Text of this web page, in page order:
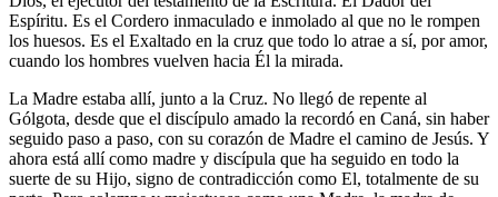
Espíritu. Es el Cordero inmaculado e inmolado al que no le rompen
los huesos. Es el Exaltado en la cruz que todo lo atrae a sí, por amor,
cuando los hombres vuelven hacia Él la mirada.
La Madre estaba allí, junto a la Cruz. No llegó de repente al
Gólgota, desde que el discípulo amado la recordó en Caná, sin haber
seguido paso a paso, con su corazón de Madre el camino de Jesús. Y
ahora está allí como madre y discípula que ha seguido en todo la
suerte de su Hijo, signo de contradicción como El, totalmente de su